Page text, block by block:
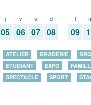
j
05
v
06
s
07
d
08
l
09
ATELIER BRADERIE
ETUDIANT
EXPO
SPECTACLE
SPORT